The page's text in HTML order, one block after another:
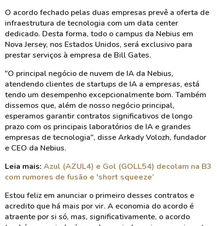
O acordo fechado pelas duas empresas prevê a oferta de
infraestrutura de tecnologia com um data center
dedicado. Desta forma, todo o campus da Nebius em
Nova Jersey, nos Estados Unidos, será exclusivo para
prestar serviços à empresa de Bill Gates.
"O principal negócio de nuvem de IA da Nebius,
atendendo clientes de startups de IA a empresas, está
tendo um desempenho excepcionalmente bom. Também
dissemos que, além de nosso negócio principal,
esperamos garantir contratos significativos de longo
prazo com os principais laboratórios de IA e grandes
empresas de tecnologia", disse Arkady Volozh, fundador
e CEO da Nebius.
Leia mais: Azul (AZUL4) e Gol (GOLL54) decolam na B3
com rumores de fusão e 'short squeeze’
Estou feliz em anunciar o primeiro desses contratos e
acredito que há mais por vir. A economia do acordo é
atraente por si só, mas, significativamente, o acordo